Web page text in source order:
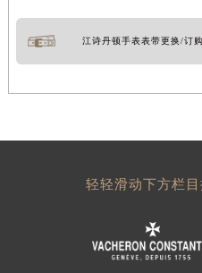
江诗丹顿手表表带更换/订
轻轻滑动下方栏